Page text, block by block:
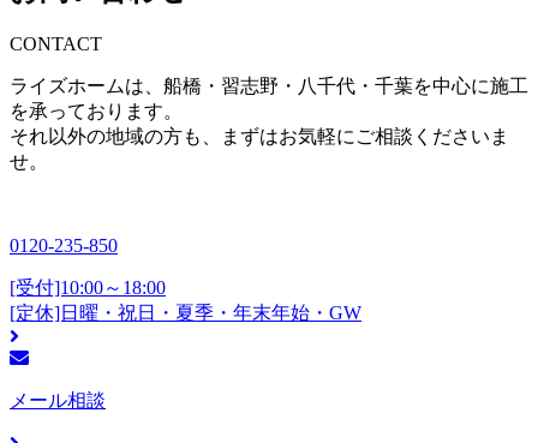
CONTACT
ライズホームは、船橋・習志野・八千代・千葉を中心に施工
を承っております。
それ以外の地域の方も、まずはお気軽にご相談くださいま
せ。
0120-235-850
[受付]10:00～18:00
[定休]日曜・祝日・夏季・年末年始・GW
メール相談